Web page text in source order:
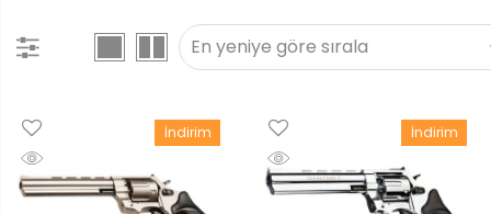
İndirim İndirim